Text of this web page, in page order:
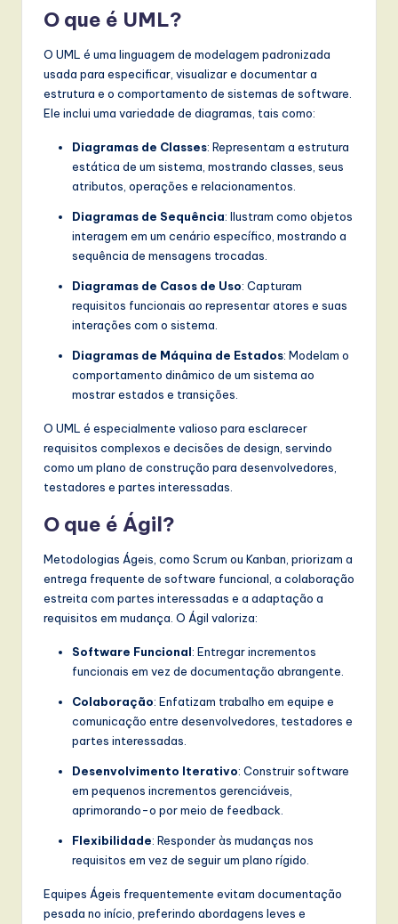
T
w
O que é UML?
O UML é uma linguagem de modelagem padronizada
usada para especificar, visualizar e documentar a
estrutura e o comportamento de sistemas de software.
Ele inclui uma variedade de diagramas, tais como:
Diagramas de Classes: Representam a estrutura
estática de um sistema, mostrando classes, seus
atributos, operações e relacionamentos.
Diagramas de Sequência: Ilustram como objetos
interagem em um cenário específico, mostrando a
sequência de mensagens trocadas.
Diagramas de Casos de Uso: Capturam
requisitos funcionais ao representar atores e suas
interações com o sistema.
Diagramas de Máquina de Estados: Modelam o
comportamento dinâmico de um sistema ao
mostrar estados e transições.
O UML é especialmente valioso para esclarecer
requisitos complexos e decisões de design, servindo
como um plano de construção para desenvolvedores,
testadores e partes interessadas.
O que é Ágil?
Metodologias Ágeis, como Scrum ou Kanban, priorizam a
entrega frequente de software funcional, a colaboração
estreita com partes interessadas e a adaptação a
requisitos em mudança. O Ágil valoriza:
Software Funcional: Entregar incrementos
funcionais em vez de documentação abrangente.
Colaboração: Enfatizam trabalho em equipe e
comunicação entre desenvolvedores, testadores e
partes interessadas.
Desenvolvimento Iterativo: Construir software
em pequenos incrementos gerenciáveis,
aprimorando-o por meio de feedback.
Flexibilidade: Responder às mudanças nos
requisitos em vez de seguir um plano rígido.
Equipes Ágeis frequentemente evitam documentação
pesada no início, preferindo abordagens leves e